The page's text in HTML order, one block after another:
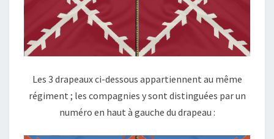
Les 3 drapeaux ci-dessous appartiennent au même
régiment ; les compagnies y sont distinguées par un
numéro en haut à gauche du drapeau :